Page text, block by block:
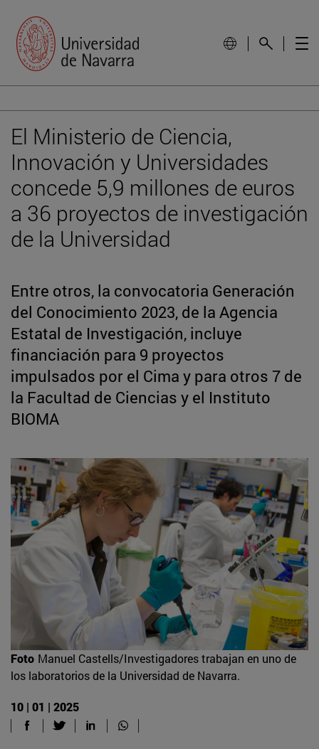
El Ministerio de Ciencia,
Innovación y Universidades
concede 5,9 millones de euros
a 36 proyectos de investigación
de la Universidad
Entre otros, la convocatoria Generación
del Conocimiento 2023, de la Agencia
Estatal de Investigación, incluye
financiación para 9 proyectos
impulsados por el Cima y para otros 7 de
la Facultad de Ciencias y el Instituto
BIOMA
Foto Manuel Castells/Investigadores trabajan en uno de
los laboratorios de la Universidad de Navarra.
10 | 01 | 2025